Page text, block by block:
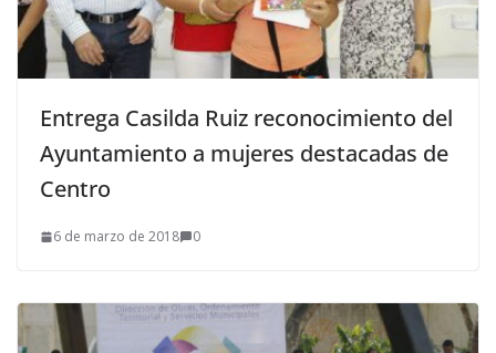
Entrega Casilda Ruiz reconocimiento del
Ayuntamiento a mujeres destacadas de
Centro
6 de marzo de 2018 0